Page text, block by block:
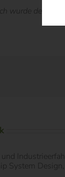
wurde dem
System